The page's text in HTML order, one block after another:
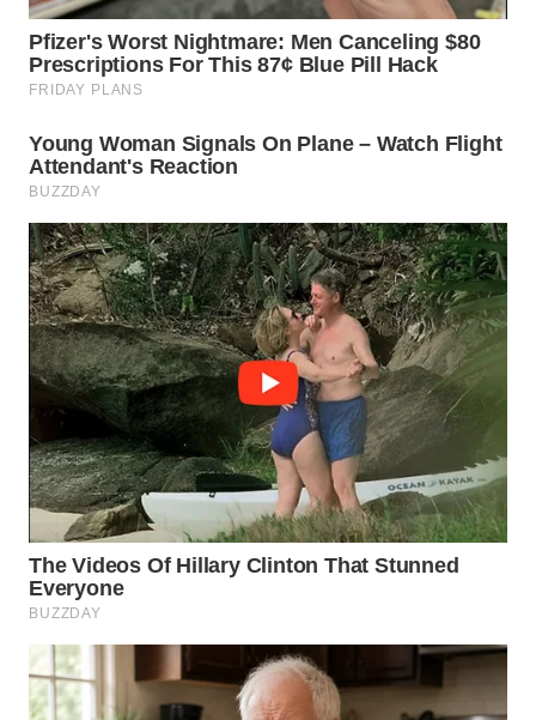
DANAU
TOBA
WN
WN
WN
TAPANULI
SELATAN
WN
TANJUNG
LESUNG
WN
KARO
WN
SIMALUNGUN
WN
LABUHANBATU